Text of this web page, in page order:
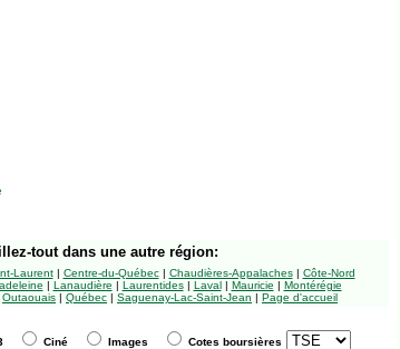
toutdans une autre région:
Laurent| Centre-du-Québec| Chaudières-Appalaches| Côte-Nord
| Lanaudière | Laurentides| Laval| Mauricie | Montérégie
Outaouais | Québec | Saguenay-Lac-Saint-Jean | Page d'accueil
Ciné Images Cotes boursières